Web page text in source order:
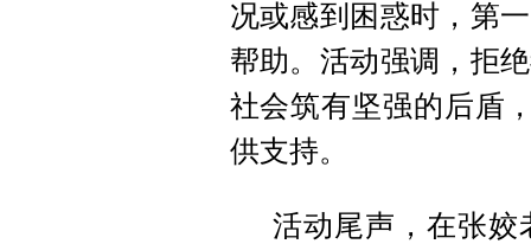
况或感到困惑时，第
帮助。活动强调，拒
社会筑有坚强的后盾
供支持。
活动尾声，在张姣